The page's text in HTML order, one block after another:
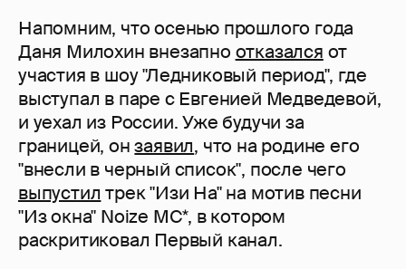
Напомним, что осенью прошлого года
Даня Милохин внезапно отказался от
участия в шоу "Ледниковый период", где
выступал в паре с Евгенией Медведевой,
и уехал из России. Уже будучи за
границей, онзаявил, что на родине его
"внесли в черный список", после чего
выпустил трек "Изи На" на мотив песни
"Из окна" Noize MC*, в котором
раскритиковал Первый канал.